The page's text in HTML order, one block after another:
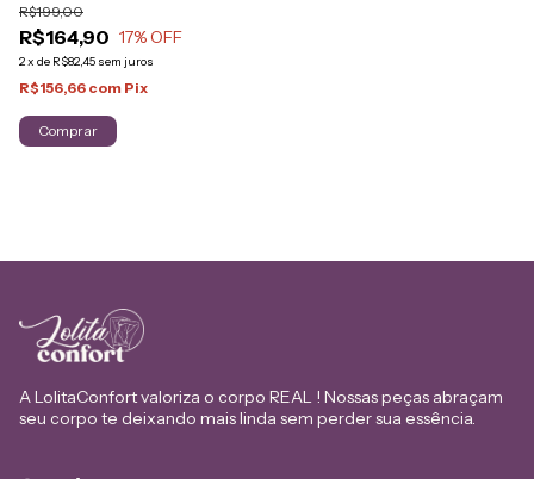
R$164,90
R$199,00
17% OFF
2x de R$82,45 sem juros
R$156,66 com Pix
Comprar
A LolitaConfort valoriza o corpo REAL ! Nossas peças abraçam
seu corpo te deixando mais linda sem perder sua essência.